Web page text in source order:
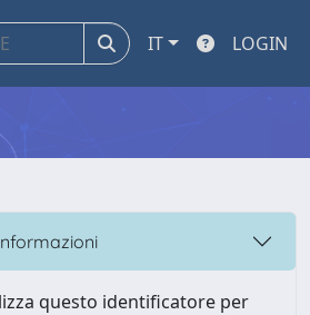
IT LOGIN
questo identificatore per